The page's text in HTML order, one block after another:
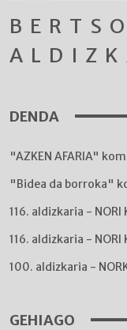
DENDA
"AZKEN AFARIA"
"Bidea da borroka"
116. aldizkaria -
116. aldizkaria -
100. aldizkaria -
GEHIAGO